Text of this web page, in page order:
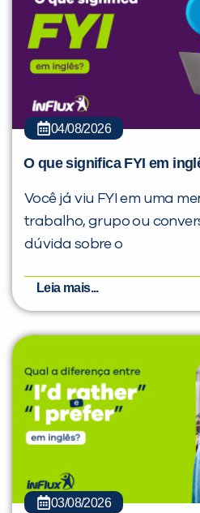
04/08/2026
O que significa FYI em
Você já viu FYI em uma
trabalho, grupo ou
dúvida sobre o
Leia mais...
03/08/2026